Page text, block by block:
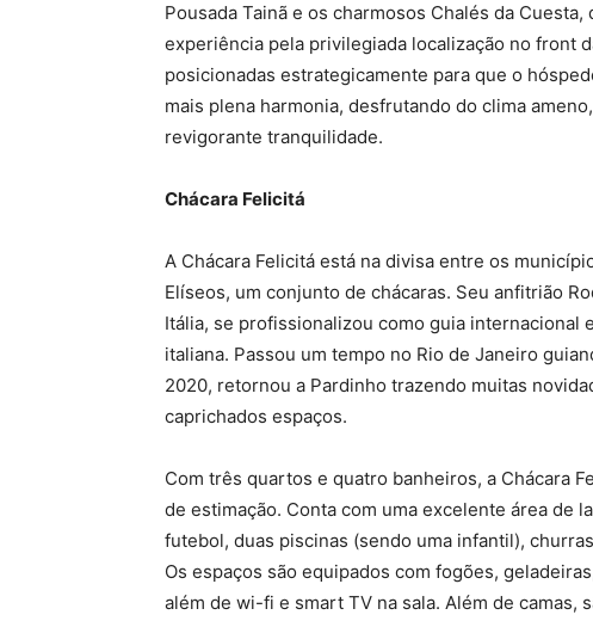
Pousada Tainã e os charmosos Chalés da
experiência pela privilegiada localização no front
posicionadas estrategicamente para que o
mais plena harmonia, desfrutando do clima
revigorante tranquilidade.
Chácara Felicitá
A Chácara Felicitá está na divisa entre os
Elíseos, um conjunto de chácaras. Seu anfitrião
Itália, se profissionalizou como guia internacional
italiana. Passou um tempo no Rio de Janeiro
2020, retornou a Pardinho trazendo muitas
caprichados espaços.
Com três quartos e quatro banheiros, a Chácara
de estimação. Conta com uma excelente área de
futebol, duas piscinas (sendo uma infantil),
Os espaços são equipados com fogões,
além de wi-fi e smart TV na sala. Além de camas,